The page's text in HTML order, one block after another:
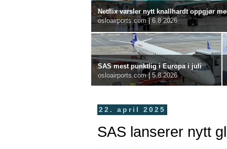
Netflix varsler nytt knallhardt oppgjør
osloairports.com | 6.8.2026
SAS mest punktlig i Europa i juli
osloairports.com | 5.8.2026
22. april 2025
SAS lanserer nytt